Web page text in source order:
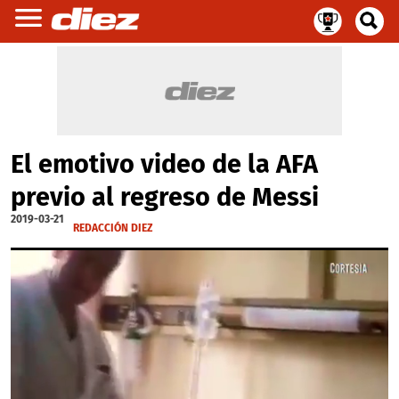
El emotivo video de la AFA
previo al regreso de Messi
2019-03-21
REDACCIÓN DIEZ